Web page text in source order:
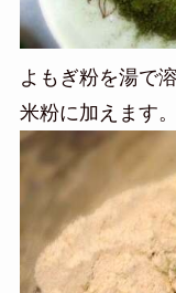
よもぎ粉を湯で
米粉に加えます。